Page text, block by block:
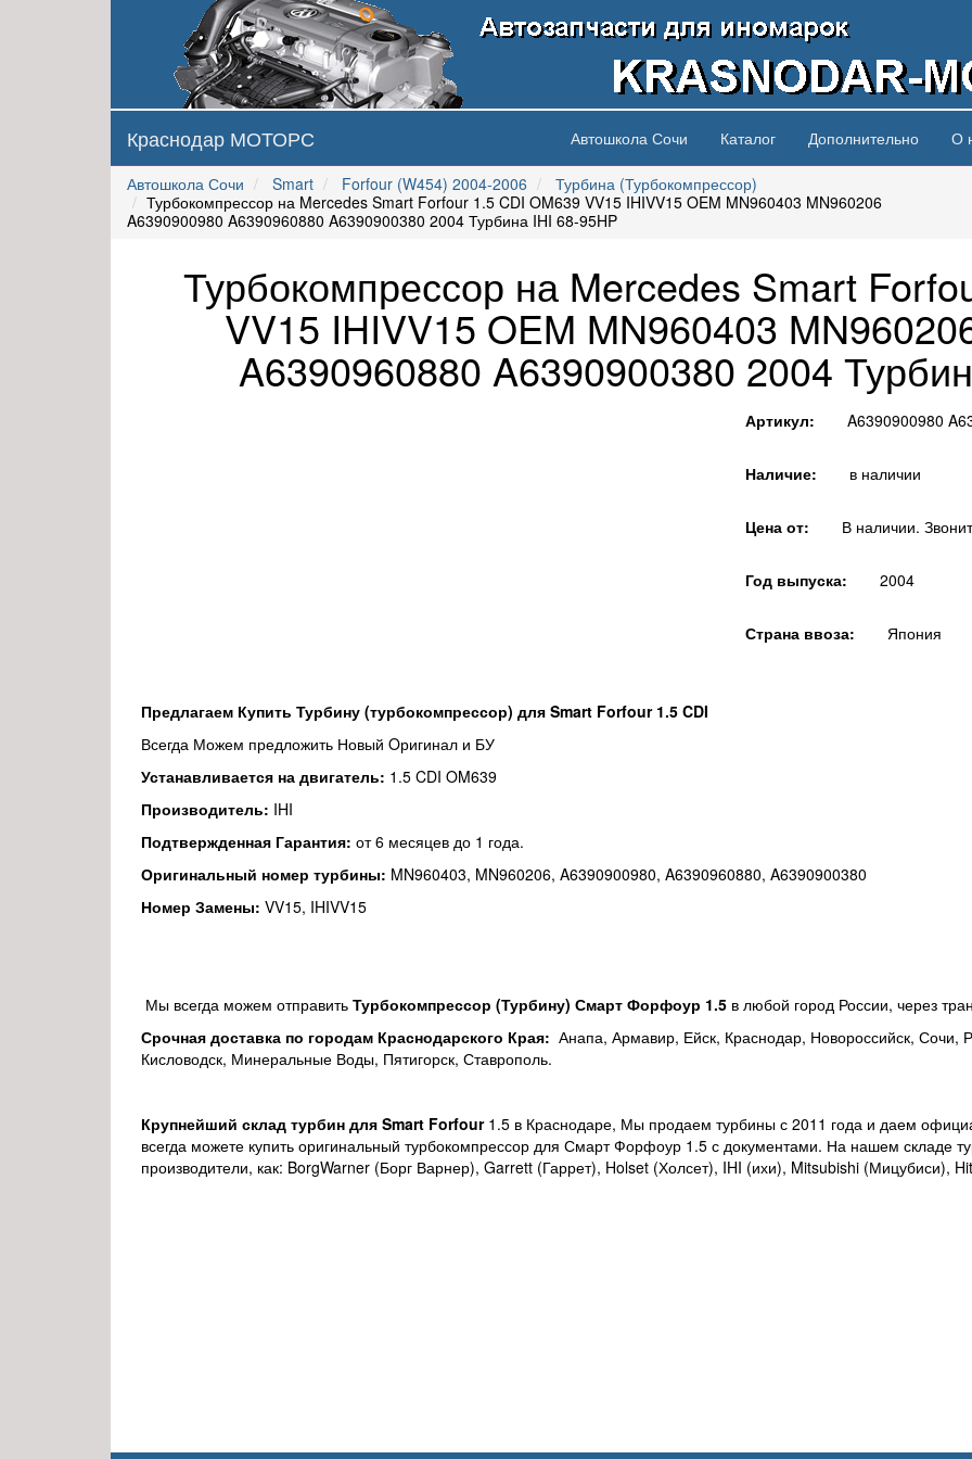
Краснодар МОТОРС Автошкола Сочи Каталог Дополнительно О
Автошкола Сочи Smart Forfour (W454) 2004-2006
Турбина (Турбокомпрессор)
Турбокомпрессор на Mercedes Smart Forfour 1.5 CDI OM639 VV15 IHIVV15 OEM MN960403 MN960206
A6390900980 A6390960880 A6390900380 2004 Турбина IHI 68-95HP
Турбокомпрессор на Mercedes Smart
VV15 IHIVV15 OEM MN960403
A6390960880 A6390900380 2004
Артикул: A6390900980
Наличие: в наличии
Цена от: В наличии.
Год выпуска: 2004
Страна ввоза: Япония
Предлагаем Купить Турбину (турбокомпрессор) для Smart Forfour 1.5 CDI
Всегда Можем предложить Новый Oригинал и БУ
Устанавливается на двигатель: 1.5 CDI OM639
Производитель: IHI
Подтвержденная Гарантия: от 6 месяцев до 1 года.
Оригинальный номер турбины: MN960403, MN960206, A6390900980, A6390960880, A6390900380
Номер Замены: VV15, IHIVV15
Мы всегда можем отправить Турбокомпрессор (Турбину) Смарт Форфоур 1.5 в любой город России, через
Срочная доставка по городам Краснодарского Края: Анапа, Армавир, Ейск, Краснодар, Новороссийск, Сочи,
Кисловодск, Минеральные Воды, Пятигорск, Ставрополь.
Крупнейший склад турбин для Smart Forfour 1.5 в Краснодаре, Мы продаем турбины с 2011 года и даем
всегда можете купить оригинальный турбокомпрессор для Смарт Форфоур 1.5 с документами. На нашем складе
производители, как: BorgWarner (Борг Варнер), Garrett (Гаррет), Holset (Холсет), IHI (ихи), Mitsubishi (Мицубиси),